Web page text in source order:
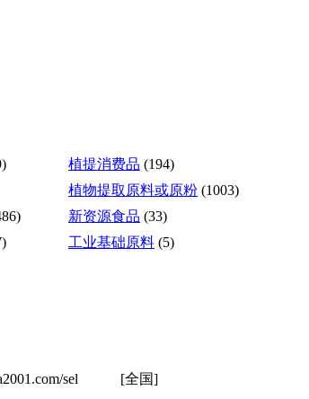
植提消费品 (194)
植物提取原料或原粉 (1003)
新资源食品 (33)
工业基础原料 (5)
sel
[全国]